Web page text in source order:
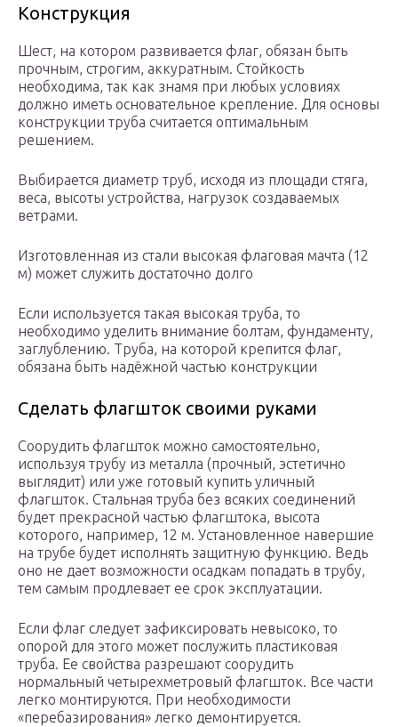
Конструкция
Шест, на котором развивается флаг, обязан быть
прочным, строгим, аккуратным. Стойкость
необходима, так как знамя при любых условиях
должно иметь основательное крепление. Для основы
конструкции труба считается оптимальным
решением.
Выбирается диаметр труб, исходя из площади стяга,
веса, высоты устройства, нагрузок создаваемых
ветрами.
Изготовленная из стали высокая флаговая мачта (12
м) может служить достаточно долго
Если используется такая высокая труба, то
необходимо уделить внимание болтам, фундаменту,
заглублению. Труба, на которой крепится флаг,
обязана быть надёжной частью конструкции
Сделать флагшток своими руками
Соорудить флагшток можно самостоятельно,
используя трубу из металла (прочный, эстетично
выглядит) или уже готовый купить уличный
флагшток. Стальная труба без всяких соединений
будет прекрасной частью флагштока, высота
которого, например, 12 м. Установленное навершие
на трубе будет исполнять защитную функцию. Ведь
оно не дает возможности осадкам попадать в трубу,
тем самым продлевает ее срок эксплуатации.
Если флаг следует зафиксировать невысоко, то
опорой для этого может послужить пластиковая
труба. Ее свойства разрешают соорудить
нормальный четырехметровый флагшток. Все части
легко монтируются. При необходимости
«перебазирования» легко демонтируется.